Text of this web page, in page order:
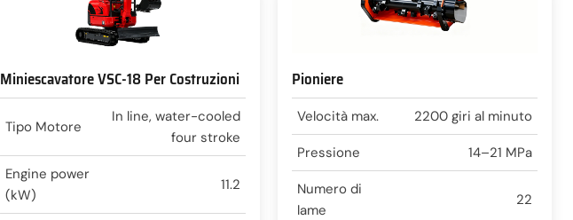
Miniescavatore VSC-18 Per Costruzioni
Tipo Motore
In line, water-cooled
four stroke
Engine power
(kW)
11.2
Pioniere
Velocità max. 2200 giri al minuto
Pressione 14–21 MPa
Numero di
lame
22